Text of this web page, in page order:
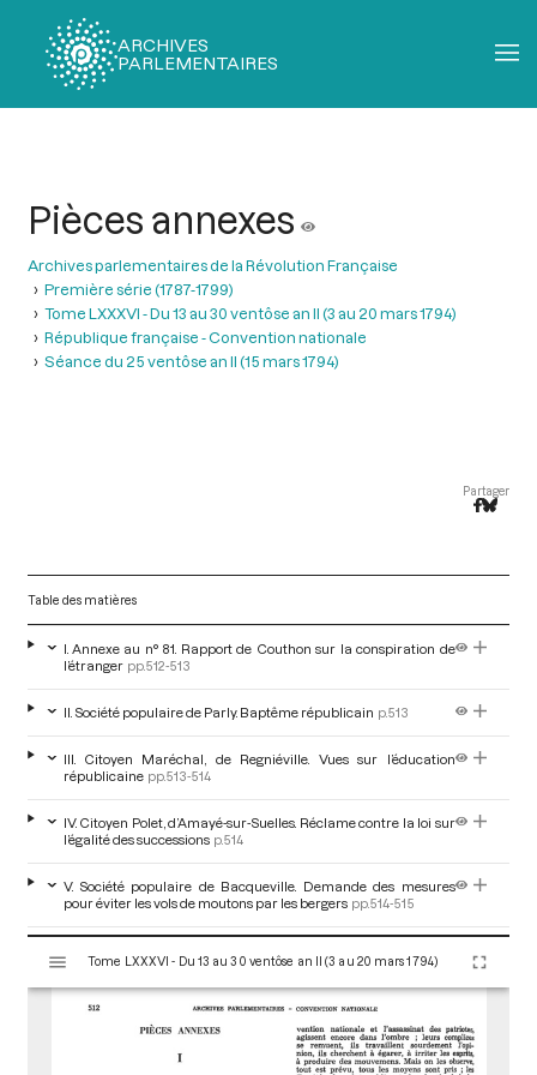
ARCHIVES
PARLEMENTAIRES
Pièces annexes
Archives parlementaires de la Révolution Française
Première série (1787-1799)
Tome LXXXVI - Du 13 au 30 ventôse an II (3 au 20 mars 1794)
République française - Convention nationale
Séance du 25 ventôse an II (15 mars 1794)
Partager
Table des matières
I. Annexe au n° 81. Rapport de Couthon sur la conspiration de
l’étranger pp.512-513
II. Société populaire de Parly. Baptême républicain p.513
III. Citoyen Maréchal, de Regniéville. Vues sur l’éducation
républicaine pp.513-514
IV. Citoyen Polet, d’Amayé-sur-Suelles. Réclame contre la loi sur
l’égalité des successions p.514
V. Société populaire de Bacqueville. Demande des mesures
pour éviter les vols de moutons par les bergers pp.514-515
abandonnent leurs instruments aratoires p.515
VII. Citoyen Bresion. Présente un système de
métaphysique pp.515-519
s
Tome LXXXVI - Du 13 au 30 ventôse an II (3 au 20 mars 1794)